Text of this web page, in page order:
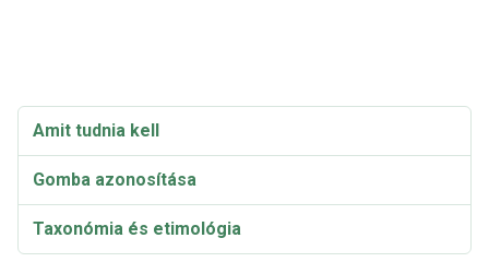
Amit tudnia kell
Gomba azonosítása
Taxonómia és etimológia